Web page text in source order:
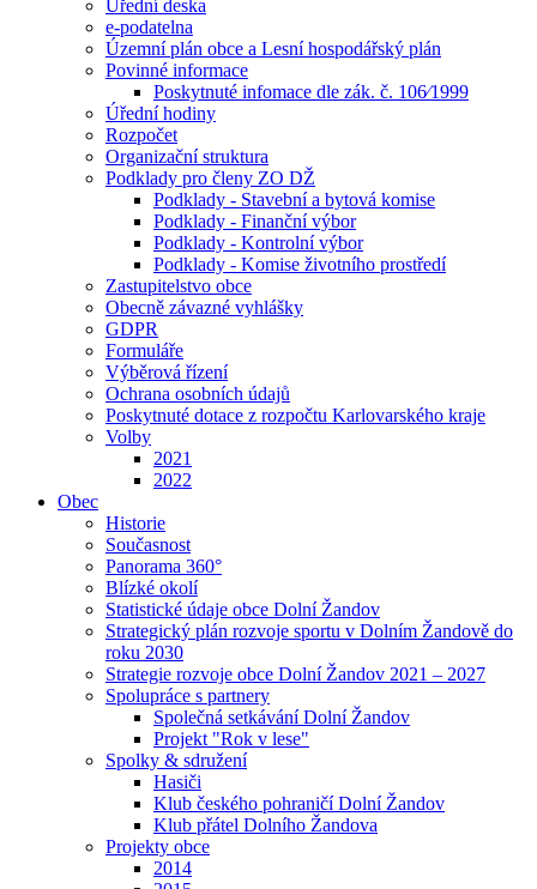
Úřední deska
e-podatelna
Územní plán obce a Lesní hospodářský plán
Povinné informace
Poskytnuté infomace dle zák. č. 106⁄1999
Úřední hodiny
Rozpočet
Organizační struktura
Podklady pro členy ZO DŽ
Podklady - Stavební a bytová komise
Podklady - Finanční výbor
Podklady - Kontrolní výbor
Podklady - Komise životního prostředí
Zastupitelstvo obce
Obecně závazné vyhlášky
GDPR
Formuláře
Výběrová řízení
Ochrana osobních údajů
Poskytnuté dotace z rozpočtu Karlovarského kraje
Volby
2021
2022
Obec
Historie
Současnost
Panorama 360°
Blízké okolí
Statistické údaje obce Dolní Žandov
Strategický plán rozvoje sportu v Dolním Žandově do
roku 2030
Strategie rozvoje obce Dolní Žandov 2021 – 2027
Spolupráce s partnery
Společná setkávání Dolní Žandov
Projekt "Rok v lese"
Spolky & sdružení
Hasiči
Klub českého pohraničí Dolní Žandov
Klub přátel Dolního Žandova
Projekty obce
2014